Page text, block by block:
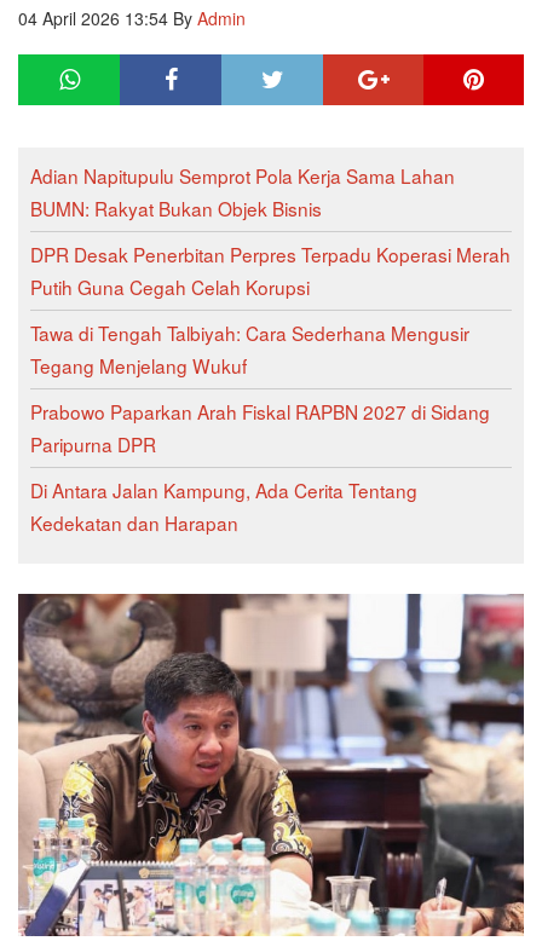
04 April 2026 13:54 By Admin
Adian Napitupulu Semprot Pola Kerja Sama Lahan
BUMN: Rakyat Bukan Objek Bisnis
DPR Desak Penerbitan Perpres Terpadu Koperasi Merah
Putih Guna Cegah Celah Korupsi
Tawa di Tengah Talbiyah: Cara Sederhana Mengusir
Tegang Menjelang Wukuf
Prabowo Paparkan Arah Fiskal RAPBN 2027 di Sidang
Paripurna DPR
Di Antara Jalan Kampung, Ada Cerita Tentang
Kedekatan dan Harapan